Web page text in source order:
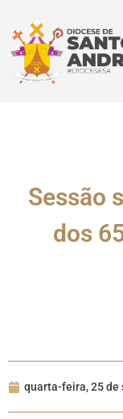
Sessão
dos
quarta-feira, 25 de